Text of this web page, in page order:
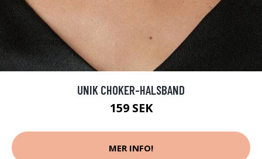
UNIK CHOKER-HALSBAND
159 SEK
MER INFO!